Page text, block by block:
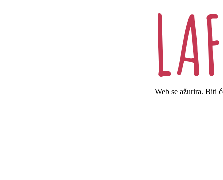
Web se ažurira. Biti